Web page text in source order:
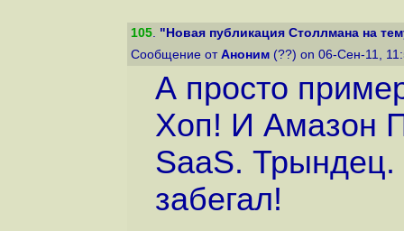
105. "Новая публикация Столлмана на
Сообщение от Аноним (??) on 06-Сен-11,
А просто
Хоп! И Амазон
SaaS. Трындец.
забегал!